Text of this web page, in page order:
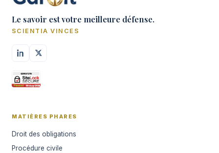
Le savoir est votre meilleure défense.
SCIENTIA VINCES
MATIÈRES PHARES
Droit des obligations
Procédure civile